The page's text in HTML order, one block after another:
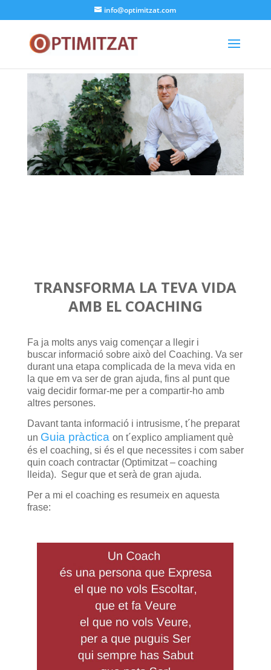
info@optimitzat.com
TRANSFORMA LA TEVA VIDA
AMB EL COACHING
Fa ja molts anys vaig començar a llegir i
buscar informació sobre això del Coaching. Va ser
durant una etapa complicada de la meva vida en
la que em va ser de gran ajuda, fins al punt que
vaig decidir formar-me per a compartir-ho amb
altres persones.
Davant tanta informació i intrusisme, t´he preparat
un Guia pràctica on t´explico ampliament què
és el coaching, si és el que necessites i com saber
quin coach contractar (Optimitzat – coaching
lleida). Segur que et serà de gran ajuda.
Per a mi el coaching es resumeix en aquesta
frase: